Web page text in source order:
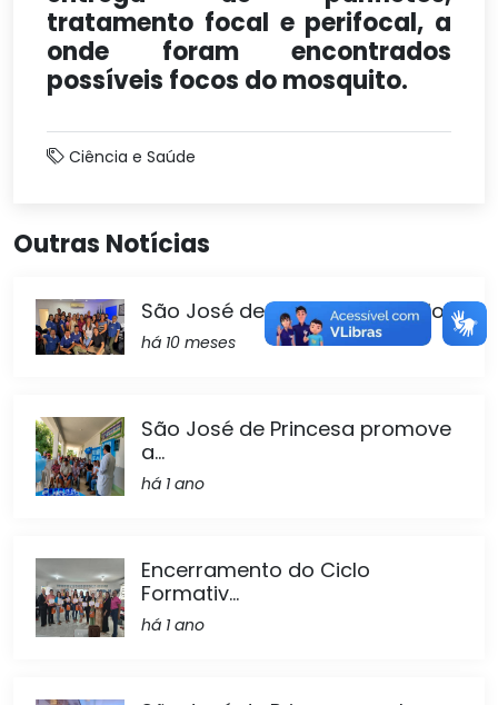
tratamento focal e perifocal, a
onde foram encontrados
possíveis focos do mosquito.
Ciência e Saúde
Outras Notícias
São José de Princesa dá início...
há 10 meses
São José de Princesa promove
a...
há 1 ano
Encerramento do Ciclo
Formativ...
há 1 ano